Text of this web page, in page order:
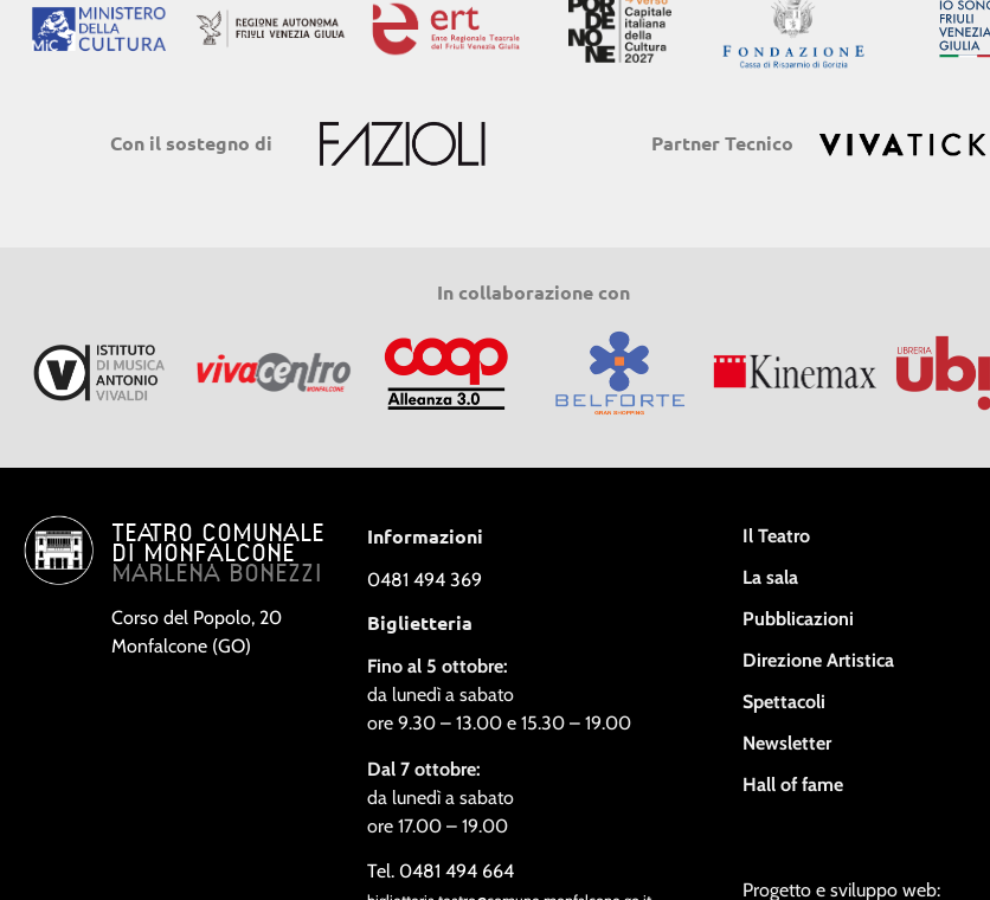
Con il sostegno di Partner Tecnico
In collaborazione con
TEATRO COMUNALE
DI MONFALCONE
MARLENA BONEZZI
Corso del Popolo, 20
Monfalcone (GO)
Informazioni
0481 494 369
Biglietteria
Fino al 5 ottobre:
da lunedì a sabato
ore 9.30 – 13.00 e 15.30 – 19.00
Dal 7 ottobre:
da lunedì a sabato
ore 17.00 – 19.00
Tel. 0481 494 664
Il Teatro
La sala
Pubblicazioni
Direzione Artistica
Spettacoli
Newsletter
Hall of fame
Progetto e sviluppo web: